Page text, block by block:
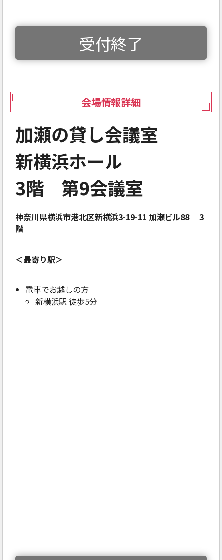
受付終了
会場情報詳細
加瀬の貸し会議室
新横浜ホール
3階 第9会議室
神奈川県横浜市港北区新横浜3-19-11 加瀬ビル88 3
階
＜最寄り駅＞
電車でお越しの方
新横浜駅 徒歩5分